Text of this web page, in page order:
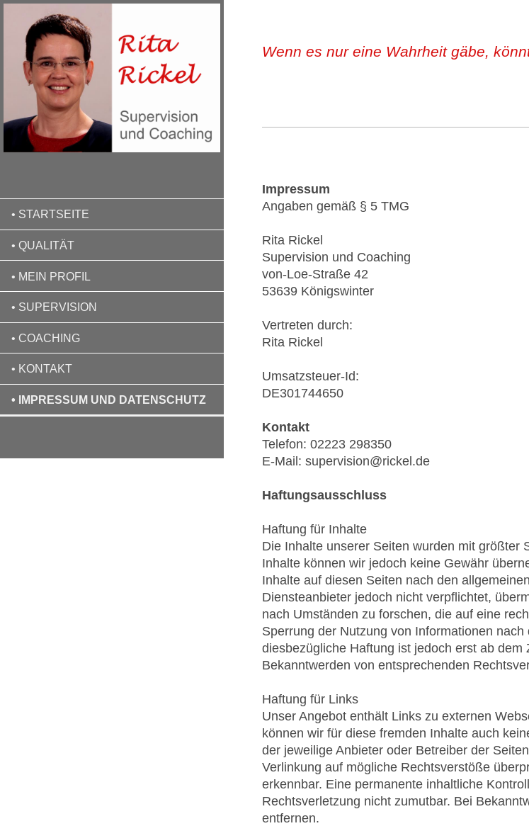
• STARTSEITE
• QUALITÄT
• MEIN PROFIL
• SUPERVISION
• COACHING
• KONTAKT
• IMPRESSUM UND DATENSCHUTZ
Wenn es nur eine Wahrheit gäbe,
Impressum
Angaben gemäß § 5 TMG
Rita Rickel
Supervision und Coaching
von-Loe-Straße 42
53639 Königswinter
Vertreten durch:
Rita Rickel
Umsatzsteuer-Id:
DE301744650
Kontakt
Telefon: 02223 298350
E-Mail: supervision@rickel.de
Haftungsausschluss
Haftung für Inhalte
Die Inhalte unserer Seiten wurden mit größter
Inhalte können wir jedoch keine Gewähr
Inhalte auf diesen Seiten nach den
Diensteanbieter jedoch nicht verpflichtet,
nach Umständen zu forschen, die auf eine
Sperrung der Nutzung von Informationen
diesbezügliche Haftung ist jedoch erst ab
Bekanntwerden von entsprechenden
Haftung für Links
Unser Angebot enthält Links zu externen
können wir für diese fremden Inhalte auch
der jeweilige Anbieter oder Betreiber der
Verlinkung auf mögliche Rechtsverstöße
erkennbar. Eine permanente inhaltliche
Rechtsverletzung nicht zumutbar. Bei
entfernen.